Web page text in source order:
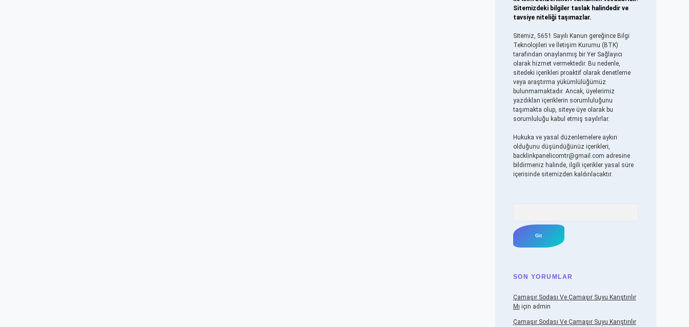
Sitemizdeki bilgiler taslak halindedir ve
tavsiye niteliği taşımazlar.
Sitemiz, 5651 Sayılı Kanun gereğince Bilgi
Teknolojileri ve İletişim Kurumu (BTK)
tarafından onaylanmış bir Yer Sağlayıcı
olarak hizmet vermektedir. Bu nedenle,
sitedeki içerikleri proaktif olarak denetleme
veya araştırma yükümlülüğümüz
bulunmamaktadır. Ancak, üyelerimiz
yazdıkları içeriklerin sorumluluğunu
taşımakta olup, siteye üye olarak bu
sorumluluğu kabul etmiş sayılırlar.
Hukuka ve yasal düzenlemelere aykırı
olduğunu düşündüğünüz içerikleri,
backlinkpanelicomtr@gmail.com adresine
bildirmeniz halinde, ilgili içerikler yasal süre
içerisinde sitemizden kaldırılacaktır.
SON YORUMLAR
Çamaşır Sodası Ve Çamaşır Suyu Karıştırılır
Mı için admin
Çamaşır Sodası Ve Çamaşır Suyu Karıştırılır